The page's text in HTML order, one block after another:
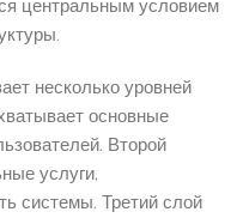
центральным условием
несколько уровней
основные
Второй
услуги,
системы. Третий слой